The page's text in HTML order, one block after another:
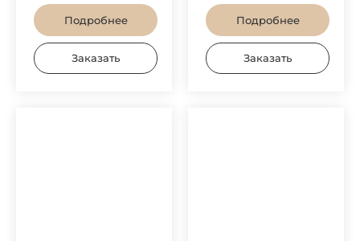
Подробнее
Заказать
Подробнее
Заказать